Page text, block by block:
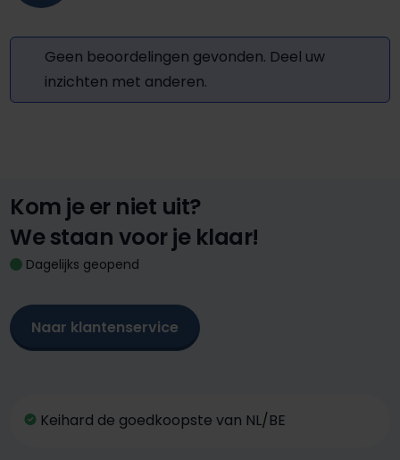
Geen beoordelingen gevonden. Deel uw
inzichten met anderen.
Kom je er niet uit?
We staan voor je klaar!
Dagelijks geopend
Naar klantenservice
Keihard de goedkoopste van NL/BE